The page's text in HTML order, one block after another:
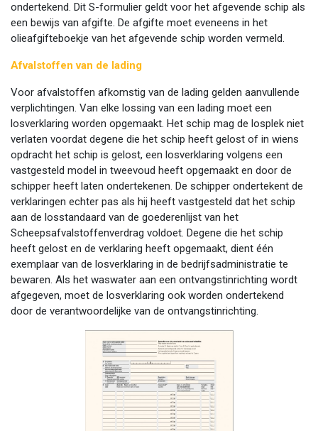
ondertekend. Dit S-formulier geldt voor het afgevende schip als
een bewijs van afgifte. De afgifte moet eveneens in het
olieafgifteboekje van het afgevende schip worden vermeld.
Afvalstoffen van de lading
Voor afvalstoffen afkomstig van de lading gelden aanvullende
verplichtingen. Van elke lossing van een lading moet een
losverklaring worden opgemaakt. Het schip mag de losplek niet
verlaten voordat degene die het schip heeft gelost of in wiens
opdracht het schip is gelost, een losverklaring volgens een
vastgesteld model in tweevoud heeft opgemaakt en door de
schipper heeft laten ondertekenen. De schipper ondertekent de
verklaringen echter pas als hij heeft vastgesteld dat het schip
aan de losstandaard van de goederenlijst van het
Scheepsafvalstoffenverdrag voldoet. Degene die het schip
heeft gelost en de verklaring heeft opgemaakt, dient één
exemplaar van de losverklaring in de bedrijfsadministratie te
bewaren. Als het waswater aan een ontvangstinrichting wordt
afgegeven, moet de losverklaring ook worden ondertekend
door de verantwoordelijke van de ontvangstinrichting.